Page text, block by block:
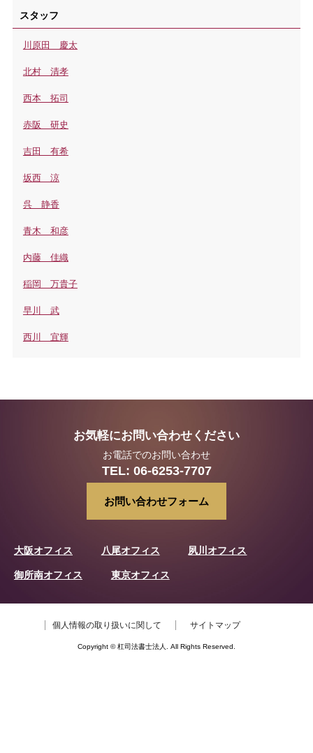
スタッフ
川原田 慶太
北村 清孝
西本 拓司
赤阪 研史
吉田 有希
坂西 涼
呉 静香
青木 和彦
内藤 佳織
稲岡 万貴子
早川 武
西川 宜輝
お気軽にお問い合わせください
お電話でのお問い合わせ
TEL: 06-6253-7707
お問い合わせフォーム
大阪オフィス 八尾オフィス 夙川オフィス
御所南オフィス 東京オフィス
個人情報の取り扱いに関して サイトマップ
Copyright © 杠司法書士法人. All Rights Reserved.